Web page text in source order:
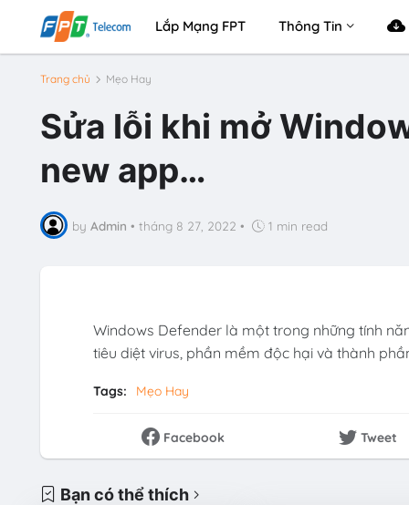
Lắp Mạng FPT Thông Tin
Trang chủ Mẹo Hay
Sửa lỗi khi mở
new app…
by Admin • tháng 8 27, 2022 • 1 min read
Windows Defender là một trong những tính
tiêu diệt virus, phần mềm độc hại và thành
Tags: Mẹo Hay
Facebook Tweet
Bạn có thể thích